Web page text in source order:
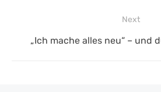
Next
Next
„Ich mache alles neu“ – und